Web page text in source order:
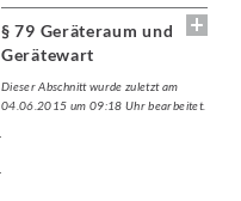
§ 79 Geräteraum und
Gerätewart
Dieser Abschnitt wurde zuletzt am
04.06.2015 um 09:18 Uhr bearbeitet.